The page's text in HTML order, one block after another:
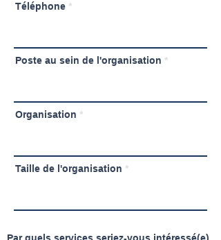
Téléphone
Poste au sein de l'organisation
Organisation
Taille de l'organisation